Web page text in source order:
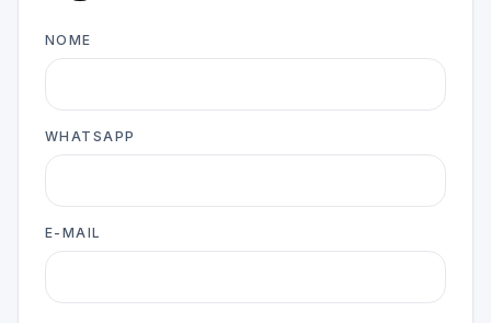
NOME
WHATSAPP
E-MAIL